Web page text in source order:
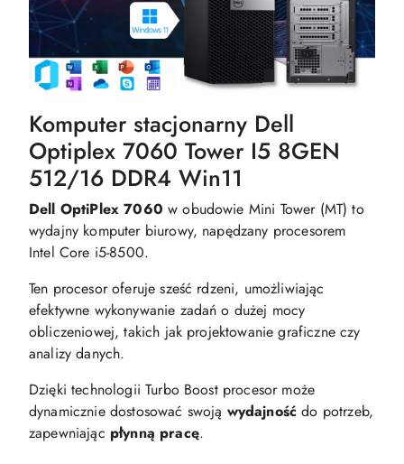
Komputer stacjonarny Dell
Optiplex 7060 Tower I5 8GEN
512/16 DDR4 Win11
Dell OptiPlex 7060w obudowie Mini Tower (MT) to
wydajny komputer biurowy, napędzany procesorem
Intel Core i5-8500.
Ten procesor oferuje sześć rdzeni, umożliwiając
efektywne wykonywanie zadań o dużej mocy
obliczeniowej, takich jak projektowanie graficzne czy
analizy danych.
Dzięki technologii Turbo Boost procesor może
dynamicznie dostosować swoją wydajność do potrzeb,
zapewniając płynną pracę.